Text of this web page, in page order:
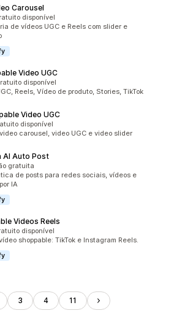
Carousel
disponível
de vídeos UGC e Reels com slider e
Video UGC
disponível
Reels, Vídeo de produto, Stories, TikTok
Video UGC
disponível
carousel, video UGC e video slider
AI Auto Post
gratuita
de posts para redes sociais, vídeos e
IA
Videos Reels
disponível
shoppable: TikTok e Instagram Reels.
3 4 11